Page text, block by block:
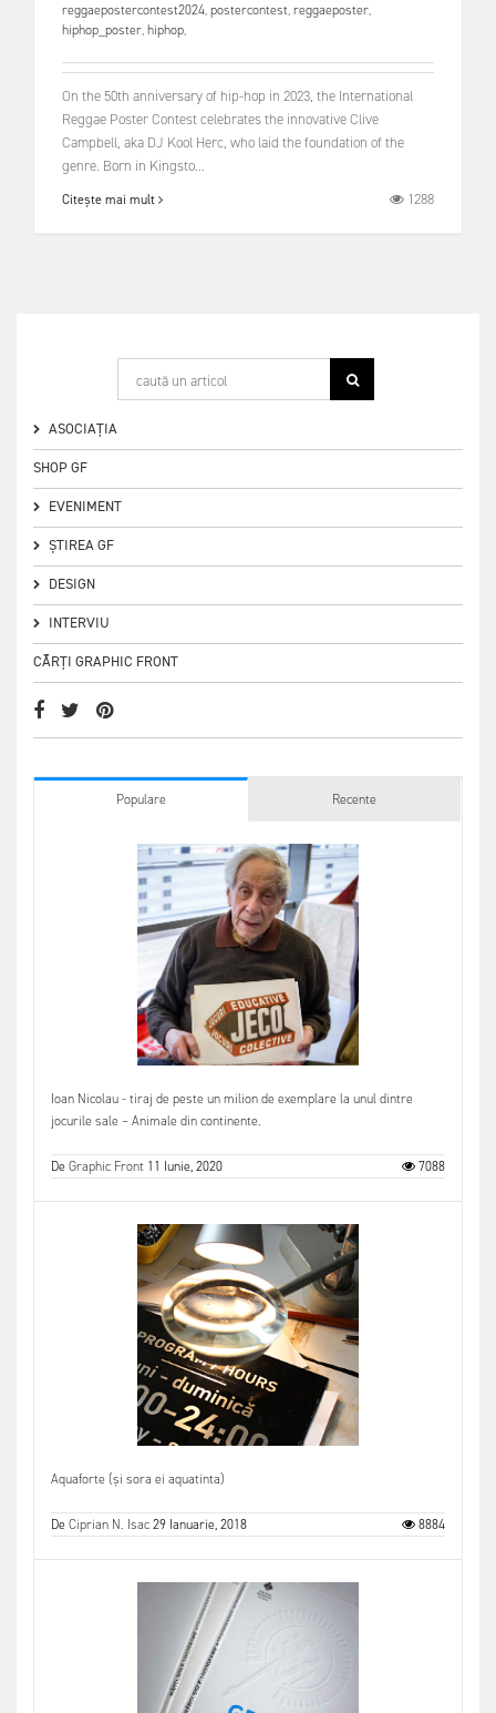
reggaepostercontest2024,postercontest,reggaeposter,
hiphop_poster,hiphop,
On the 50th anniversary of hip-hop in 2023, the International
Reggae Poster Contest celebrates the innovative Clive
Campbell, aka DJ Kool Herc, who laid the foundation of the
genre. Born in Kingsto...
Citește mai mult 1288
ASOCIAȚIA
SHOP GF
EVENIMENT
ȘTIREA GF
DESIGN
INTERVIU
CĂRȚI GRAPHIC FRONT
Populare Recente
Ioan Nicolau - tiraj de peste un milion de exemplare la unul dintre
jocurile sale – Animale din continente.
DeGraphic Front 11 Iunie, 2020 7088
Aquaforte (și sora ei aquatinta)
DeCiprian N. Isac29 Ianuarie, 2018 8884